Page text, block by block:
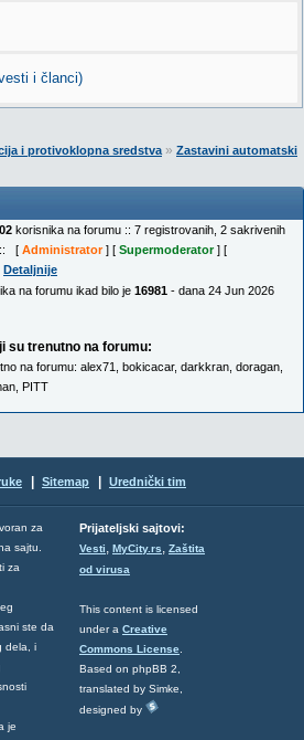
i članci)
i protivoklopna sredstva» Zastavini automatski
korisnika na forumu :: 7 registrovanih, 2 sakrivenih
:: [ Administrator] [ Supermoderator] [
Detaljnije
na forumu ikad bilo je 16981 - dana 24 Jun 2026
su trenutno na forumu:
na forumu: alex71 bokicacar, darkkran doragan
PITT
Sitemap Urednički tim
za
sajtu.
za
ste da
dela, i
je
Prijateljski sajtovi:
Vesti, MyCity.rs, Zaštita
od virusa
This content is licensed
under a Creative
Commons License
Based on phpBB 2,
translated by Simke,
designed by